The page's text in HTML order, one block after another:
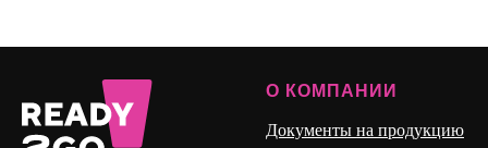
О КОМПАНИИ
Документы на продукцию